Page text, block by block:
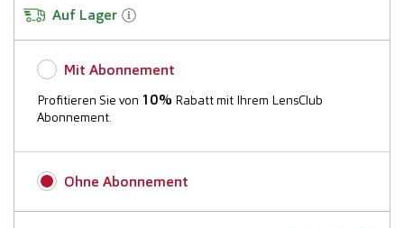
Auf Lager
Mit Abonnement
Profitieren Sie von 10% Rabatt mit Ihrem LensClub
Abonnement.
Mehr Informationen
Erstes Lieferdatum:
Ohne Abonnement